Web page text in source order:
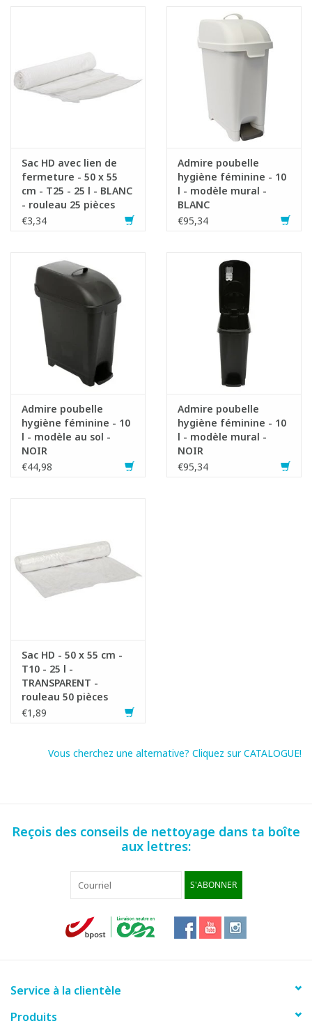
Fiche produit
Sac HD avec lien de
fermeture - 50 x 55
cm - T25 - 25 l - BLANC
- rouleau 25 pièces
€3,34
Admire poubelle
hygiène féminine - 10
l - modèle mural -
BLANC
€95,34
Admire poubelle
hygiène féminine - 10
l - modèle au sol -
NOIR
€44,98
Admire poubelle
hygiène féminine - 10
l - modèle mural -
NOIR
€95,34
Sac HD - 50 x 55 cm -
T10 - 25 l -
TRANSPARENT -
rouleau 50 pièces
€1,89
Vous cherchez une alternative? Cliquez sur CATALOGUE!
Reçois des conseils de nettoyage dans ta boîte
aux lettres:
S'ABONNER
Service à la clientèle
Produits